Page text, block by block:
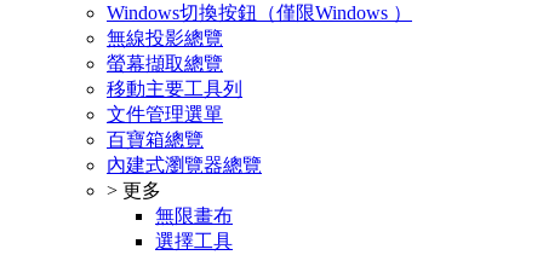
Windows切換按鈕（僅限Windows ）
無線投影總覽
螢幕擷取總覽
移動主要工具列
文件管理選單
百寶箱總覽
內建式瀏覽器總覽
> 更多
無限畫布
選擇工具